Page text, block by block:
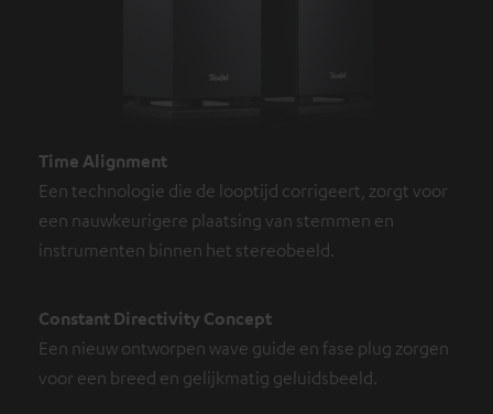
Time Alignment
Een technologie die de looptijd corrigeert, zorgt voor
een nauwkeurigere plaatsing van stemmen en
instrumenten binnen het stereobeeld.
Constant Directivity Concept
Een nieuw ontworpen wave guide en fase plug zorgen
voor een breed en gelijkmatig geluidsbeeld.